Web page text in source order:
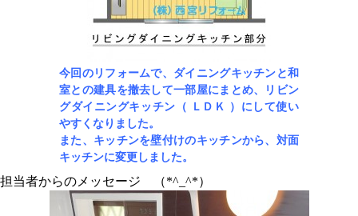
今回のリフォームで、ダイニングキッチンと和
室との建具を撤去して一部屋にまとめ、リビン
グダイニングキッチン（ ＬＤＫ ）にして使い
やすくなりました。
また、キッチンを壁付けのキッチンから、対面
キッチンに変更しました。
担当者からのメッセージ （*^_^*）